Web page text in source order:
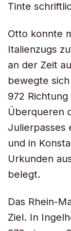
Tinte
Otto konnte
Italienzugs
an der Zeit
bewegte
972
Überqueren
Julierpasses
und in
Urkunden
belegt.
Das Rhein-
Ziel. In